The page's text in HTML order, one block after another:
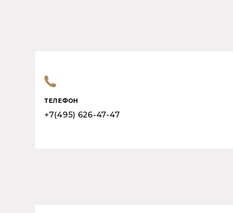
ТЕЛЕФОН
+7(495) 626-47-47